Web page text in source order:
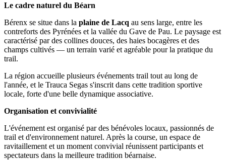
Le cadre naturel du Béarn
Bérenx se situe dans la plaine de Lacq au sens large, entre les
contreforts des Pyrénées et la vallée du Gave de Pau. Le paysage est
caractérisé par des collines douces, des haies bocagères et des
champs cultivés — un terrain varié et agréable pour la pratique du
trail.
La région accueille plusieurs événements trail tout au long de
l'année, et le Trauca Segas s'inscrit dans cette tradition sportive
locale, forte d'une belle dynamique associative.
Organisation et convivialité
L'événement est organisé par des bénévoles locaux, passionnés de
trail et d'environnement naturel. Après la course, un espace de
ravitaillement et un moment convivial réunissent participants et
spectateurs dans la meilleure tradition béarnaise.